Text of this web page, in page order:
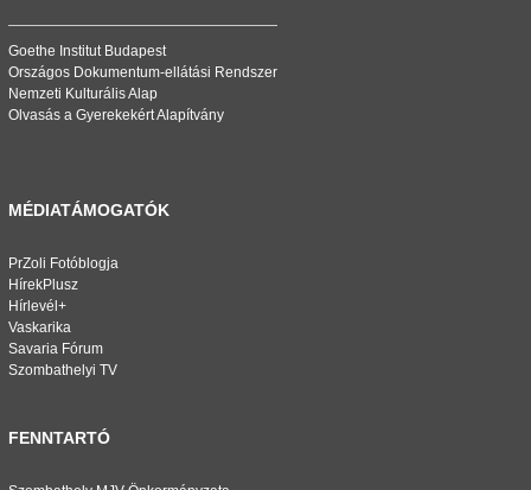
Goethe Institut Budapest
Országos Dokumentum-ellátási Rendszer
Nemzeti Kulturális Alap
Olvasás a Gyerekekért Alapítvány
MÉDIATÁMOGATÓK
PrZoli Fotóblogja
HírekPlusz
Hírlevél+
Vaskarika
Savaria Fórum
Szombathelyi TV
FENNTARTÓ